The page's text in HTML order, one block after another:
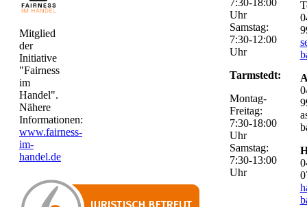
Mitglied
der
Initiative
"Fairness
im
Handel".
Nähere
Informationen:
www.fairness-
im-
handel.de
7:30-18:00
Uhr
Samstag:
7:30-12:00
Uhr
Tarmstedt:
Montag-
Freitag:
7:30-18:00
Uhr
Samstag:
7:30-13:00
Uhr